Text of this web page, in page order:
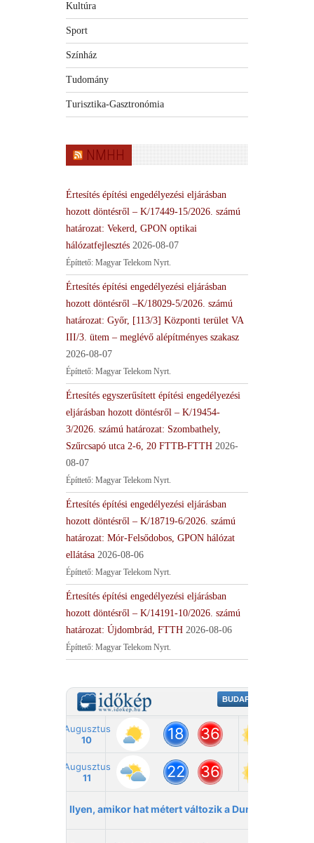
Kultúra
Sport
Színház
Tudomány
Turisztika-Gasztronómia
NMHH
Értesítés építési engedélyezési eljárásban
hozott döntésről – K/17449-15/2026. számú
határozat: Vekerd, GPON optikai
hálózatfejlesztés 2026-08-07
Építtető: Magyar Telekom Nyrt.
Értesítés építési engedélyezési eljárásban
hozott döntésről –K/18029-5/2026. számú
határozat: Győr, [113/3] Központi terület VA
III/3. ütem – meglévő alépítményes szakasz
2026-08-07
Építtető: Magyar Telekom Nyrt.
Értesítés egyszerűsített építési engedélyezési
eljárásban hozott döntésről – K/19454-
3/2026. számú határozat: Szombathely,
Szűrcsapó utca 2-6, 20 FTTB-FTTH 2026-
08-07
Építtető: Magyar Telekom Nyrt.
Értesítés építési engedélyezési eljárásban
hozott döntésről – K/18719-6/2026. számú
határozat: Mór-Felsődobos, GPON hálózat
ellátása 2026-08-06
Építtető: Magyar Telekom Nyrt.
Értesítés építési engedélyezési eljárásban
hozott döntésről – K/14191-10/2026. számú
határozat: Újdombrád, FTTH 2026-08-06
Építtető: Magyar Telekom Nyrt.